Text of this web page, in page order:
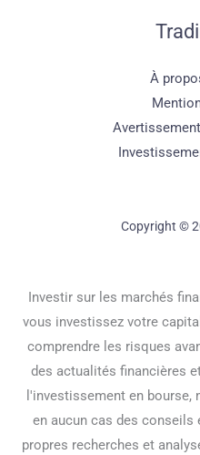
À
Copyright ©
Investir sur les marchés
vous investissez votre
comprendre les risques
des actualités financières
l'investissement en
en aucun cas des
propres recherches et